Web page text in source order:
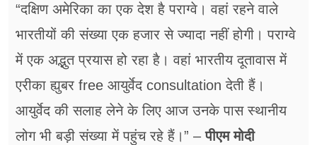
“दक्षिण अमेरिका का एक देश है पराग्वे। वहां रहने वाले
भारतीयों की संख्या एक हजार से ज्यादा नहीं होगी। पराग्वे
में एक अद्भुत प्रयास हो रहा है। वहां भारतीय दूतावास में
एरीका ह्युबर free आयुर्वेद consultation देती हैं।
आयुर्वेद की सलाह लेने के लिए आज उनके पास स्थानीय
लोग भी बड़ी संख्या में पहुंच रहे हैं।” –पीएम मोदी